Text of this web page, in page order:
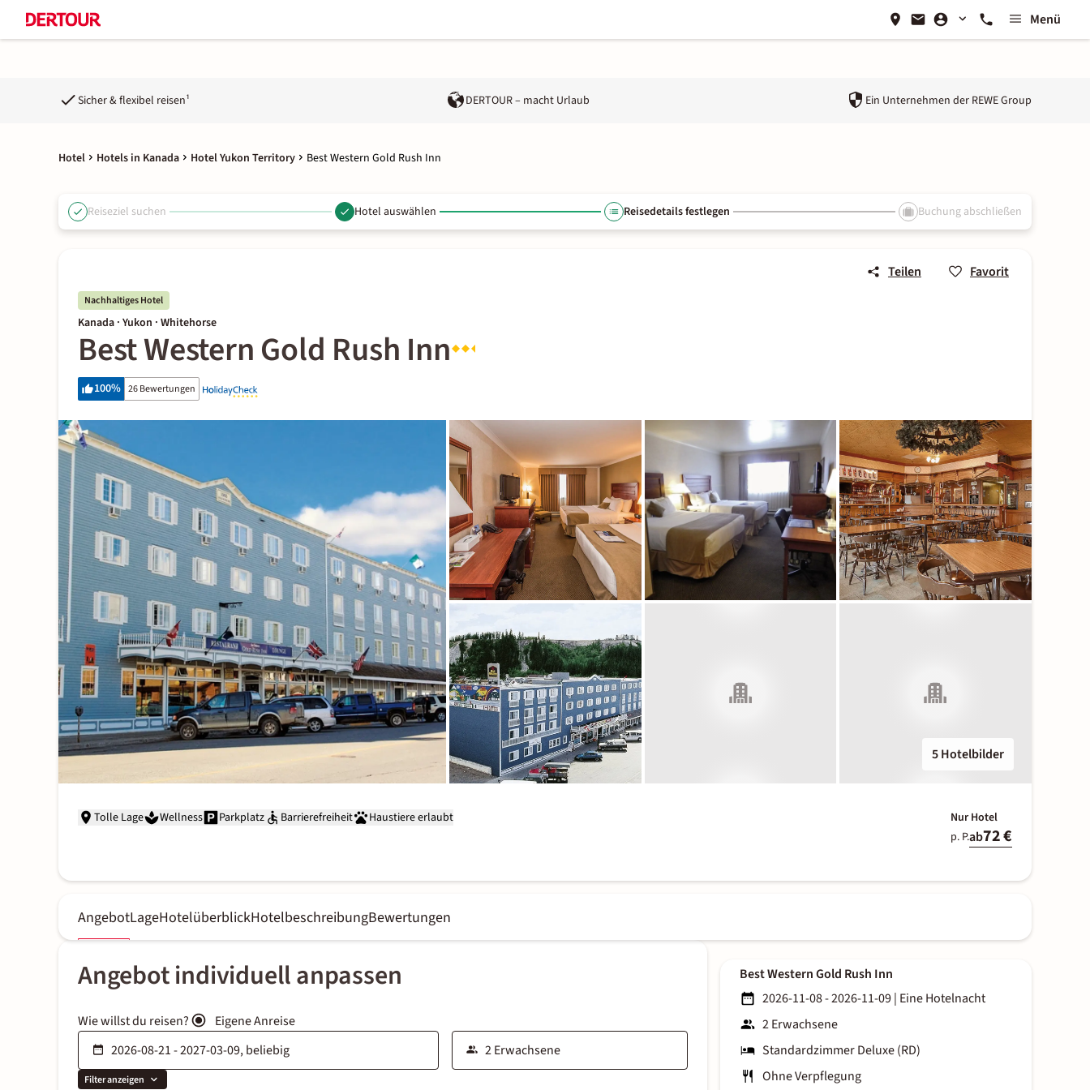
Menü
Sicher & flexibel reisen¹ DERTOUR – macht Urlaub Ein Unternehmen der REWE Group
Hotel Hotels in Kanada Hotel Yukon Territory Best Western Gold Rush Inn
Reiseziel suchen Hotel auswählen Reisedetails festlegen Buchung abschließen
Teilen Favorit
Nachhaltiges Hotel
Kanada · Yukon · Whitehorse
Best Western Gold Rush Inn
100% 26 Bewertungen
5 Hotelbilder
Tolle Lage Wellness Parkplatz Barrierefreiheit Haustiere erlaubt
Nur Hotel
p. P.ab72 €
AngebotLageHotelüberblickHotelbeschreibungBewertungen
Angebot individuell anpassen
Wie willst du reisen? Eigene Anreise
Filter anzeigen
Best Western Gold Rush Inn
2026-11-08 - 2026-11-09| Eine Hotelnacht
2 Erwachsene
Standardzimmer Deluxe (RD)
Ohne Verpflegung